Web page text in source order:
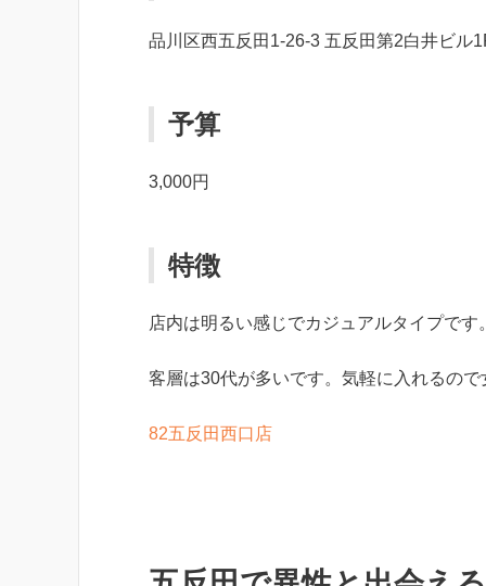
品川区西五反田1-26-3 五反田第2白井ビル
予算
3,000円
特徴
店内は明るい感じでカジュアルタイプで
客層は30代が多いです。気軽に入れるの
82五反田西口店